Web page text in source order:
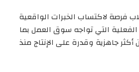
فرصة لاكتساب الخبرات الواقعية
التي تواجه سوق العمل بما
جاهزية وقدرة على الإنتاج منذ